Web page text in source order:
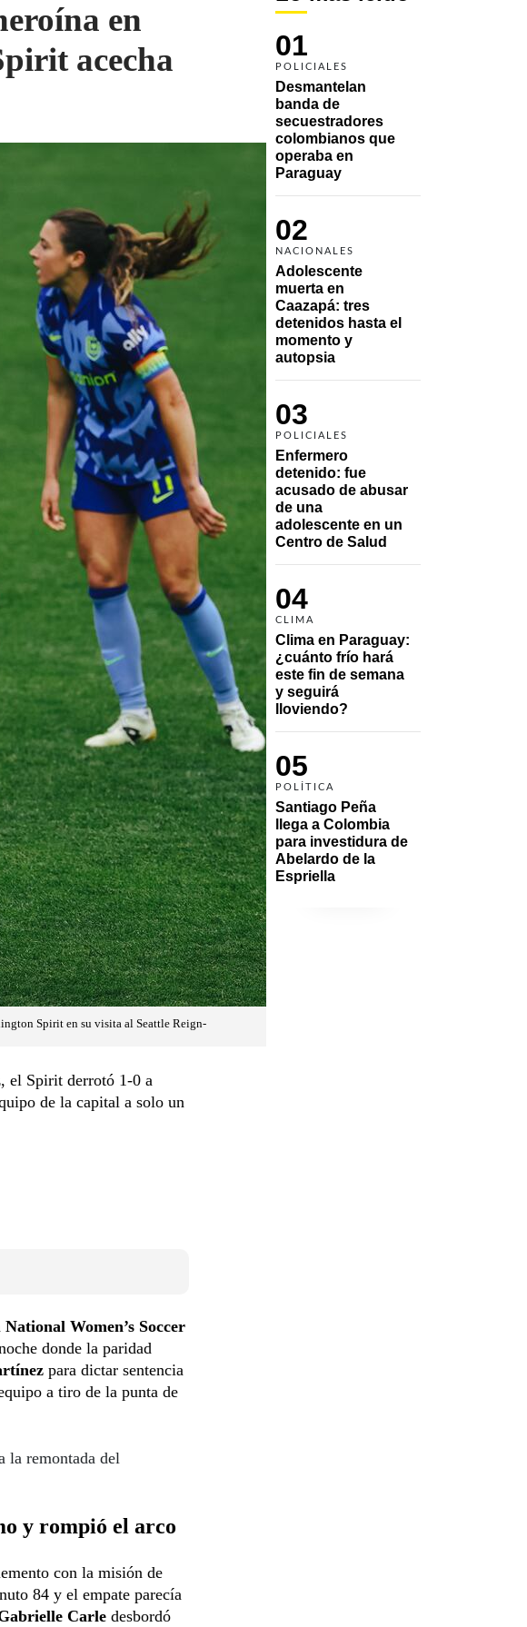
01
POLICIALES
Desmantelan
banda de
secuestradores
colombianos que
operaba en
Paraguay
02
NACIONALES
Adolescente
muerta en
Caazapá: tres
detenidos hasta el
momento y
autopsia
03
POLICIALES
Enfermero
detenido: fue
acusado de abusar
de una
adolescente en un
Centro de Salud
04
CLIMA
Clima en Paraguay:
¿cuánto frío hará
este fin de semana
y seguirá
lloviendo?
05
POLÍTICA
Santiago Peña
llega a Colombia
para investidura de
Abelardo de la
Espriella
en
acecha
Spirit en su visita al Seattle Reign-
el Spirit derrotó 1-0 a
de la capital a solo un
National Women’s Soccer
donde la paridad
para dictar sentencia
a tiro de la punta de
la remontada del
y rompió el arco
con la misión de
84 y el empate parecía
Carle desbordó